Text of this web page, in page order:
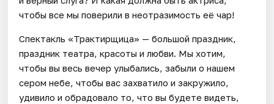
чтобы все мы поверили в неотразимость её чар!
Спектакль «Трактирщица» — большой праздник,
праздник театра, красоты и любви. Мы хотим,
чтобы вы весь вечер улыбались, забыли о нашем
сером небе, чтобы вас захватило и закружило,
удивило и обрадовало то, что вы будете видеть,